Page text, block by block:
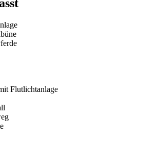
Flutlichtanlage